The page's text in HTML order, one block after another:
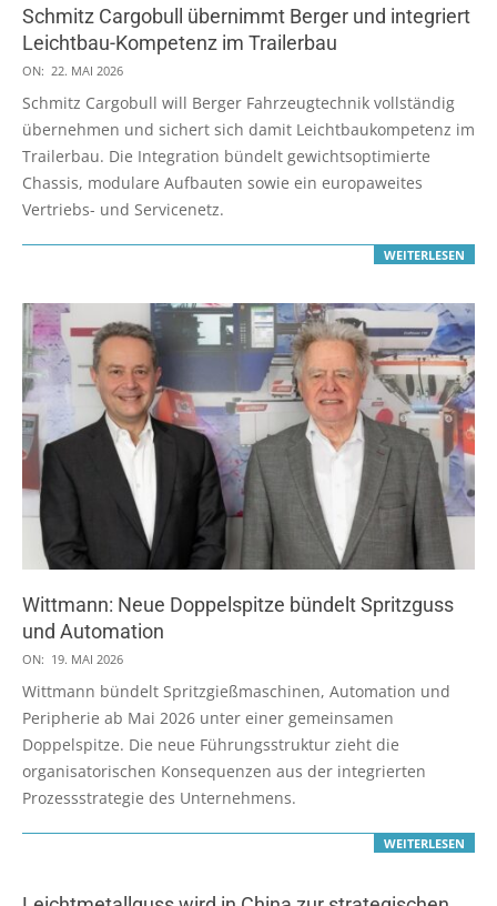
Schmitz Cargobull übernimmt Berger und integriert
Leichtbau-Kompetenz im Trailerbau
2026-
05-
22
ON: 22. MAI 2026
Schmitz Cargobull will Berger Fahrzeugtechnik vollständig
übernehmen und sichert sich damit Leichtbaukompetenz im
Trailerbau. Die Integration bündelt gewichtsoptimierte
Chassis, modulare Aufbauten sowie ein europaweites
Vertriebs- und Servicenetz.
WEITERLESEN
Wittmann: Neue Doppelspitze bündelt Spritzguss
und Automation
2026-
05-
19
ON: 19. MAI 2026
Wittmann bündelt Spritzgießmaschinen, Automation und
Peripherie ab Mai 2026 unter einer gemeinsamen
Doppelspitze. Die neue Führungsstruktur zieht die
organisatorischen Konsequenzen aus der integrierten
Prozessstrategie des Unternehmens.
WEITERLESEN